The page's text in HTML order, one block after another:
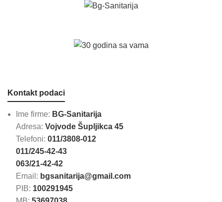
Kontakt podaci
Ime firme: BG-Sanitarija
Adresa: Vojvode Šupljikca 45
Telefoni: 011/3808-012
011/245-42-43
063/21-42-42
Email: bgsanitarija@gmail.com
PIB: 100291945